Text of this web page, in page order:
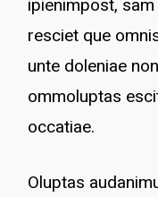
ipienimpost,
resciet que
unte doleniae
ommoluptas
occatiae.
Oluptas